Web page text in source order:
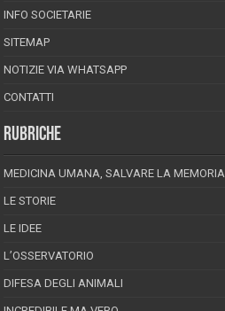
INFO SOCIETARIE
SITEMAP
NOTIZIE VIA WHATSAPP
CONTATTI
RUBRICHE
MEDICINA UMANA, SALVARE LA MEMORIA
LE STORIE
LE IDEE
L’OSSERVATORIO
DIFESA DEGLI ANIMALI